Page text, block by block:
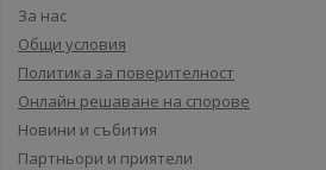
За нас
Общи условия
Политика за поверителност
Онлайн решаване на спорове
Новини и събития
Партньори и приятели